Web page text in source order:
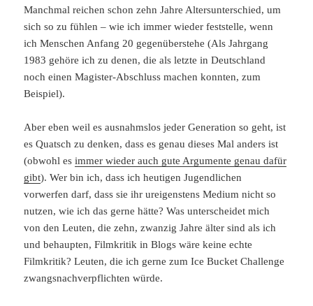
Manchmal reichen schon zehn Jahre Altersunterschied, um
sich so zu fühlen – wie ich immer wieder feststelle, wenn
ich Menschen Anfang 20 gegenüberstehe (Als Jahrgang
1983 gehöre ich zu denen, die als letzte in Deutschland
noch einen Magister-Abschluss machen konnten, zum
Beispiel).
Aber eben weil es ausnahmslos jeder Generation so geht, ist
es Quatsch zu denken, dass es genau dieses Mal anders ist
(obwohl esimmer wieder auch gute Argumente genau dafür
gibt). Wer bin ich, dass ich heutigen Jugendlichen
vorwerfen darf, dass sie ihr ureigenstens Medium nicht so
nutzen, wie ich das gerne hätte? Was unterscheidet mich
von den Leuten, die zehn, zwanzig Jahre älter sind als ich
und behaupten, Filmkritik in Blogs wäre keine echte
Filmkritik? Leuten, die ich gerne zum Ice Bucket Challenge
zwangsnachverpflichten würde.